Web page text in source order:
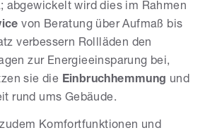
abgewickelt wird dies im Rahmen
von Beratung über Aufmaß bis
verbessern Rollläden den
zur Energieeinsparung bei,
sie die Einbruchhemmung und
rund ums Gebäude.
Komfortfunktionen und